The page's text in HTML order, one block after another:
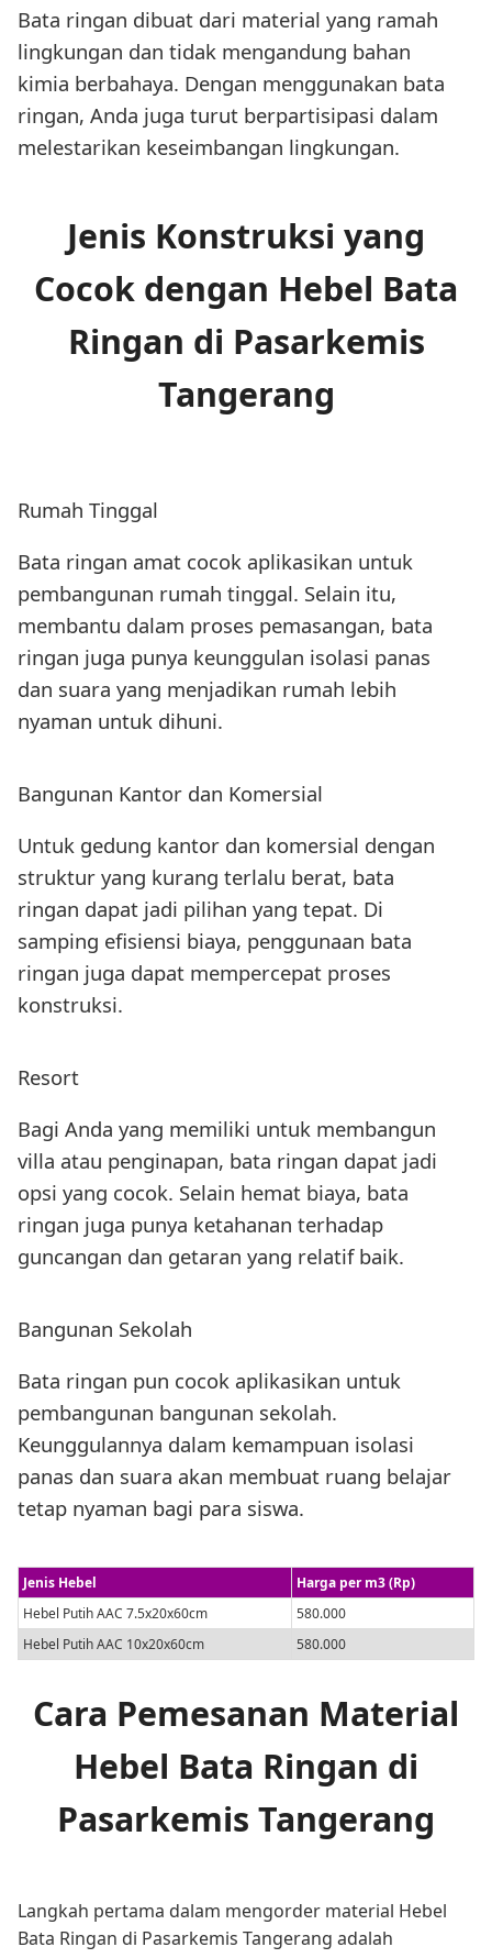
Bata ringan dibuat dari material yang ramah
lingkungan dan tidak mengandung bahan
kimia berbahaya. Dengan menggunakan bata
ringan, Anda juga turut berpartisipasi dalam
melestarikan keseimbangan lingkungan.
Jenis Konstruksi yang
Cocok dengan Hebel Bata
Ringan di Pasarkemis
Tangerang
Rumah Tinggal
Bata ringan amat cocok aplikasikan untuk
pembangunan rumah tinggal. Selain itu,
membantu dalam proses pemasangan, bata
ringan juga punya keunggulan isolasi panas
dan suara yang menjadikan rumah lebih
nyaman untuk dihuni.
Bangunan Kantor dan Komersial
Untuk gedung kantor dan komersial dengan
struktur yang kurang terlalu berat, bata
ringan dapat jadi pilihan yang tepat. Di
samping efisiensi biaya, penggunaan bata
ringan juga dapat mempercepat proses
konstruksi.
Resort
Bagi Anda yang memiliki untuk membangun
villa atau penginapan, bata ringan dapat jadi
opsi yang cocok. Selain hemat biaya, bata
ringan juga punya ketahanan terhadap
guncangan dan getaran yang relatif baik.
Bangunan Sekolah
Bata ringan pun cocok aplikasikan untuk
pembangunan bangunan sekolah.
Keunggulannya dalam kemampuan isolasi
panas dan suara akan membuat ruang belajar
tetap nyaman bagi para siswa.
Jenis Hebel
Harga per m3 (Rp)
Hebel Putih AAC 7.5x20x60cm
580.000
Hebel Putih AAC 10x20x60cm
580.000
Cara Pemesanan Material
Hebel Bata Ringan di
Pasarkemis Tangerang
Langkah pertama dalam mengorder material Hebel
Bata Ringan di Pasarkemis Tangerang adalah